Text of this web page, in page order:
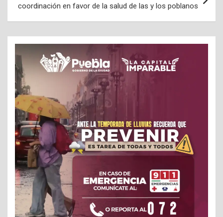
coordinación en favor de la salud de las y los poblanos